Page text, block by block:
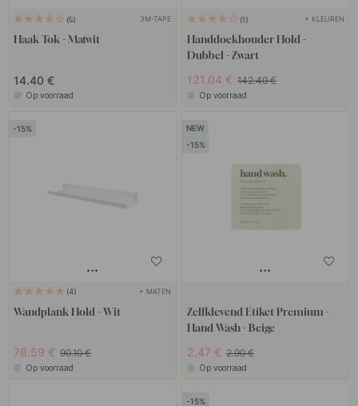
5 3M-TAPE
Haak Tok - Matwit
14.40 €
Op voorraad
1 + KLEUREN
Handdoekhouder Hold -
Dubbel - Zwart
121.04 € 142.40 €
Op voorraad
15
4 + MATEN
Wandplank Hold - Wit
76.59 € 90.10 €
Op voorraad
15
Zelfklevend Etiket Premium -
Hand Wash - Beige
2.47 € 2.90 €
Op voorraad
15